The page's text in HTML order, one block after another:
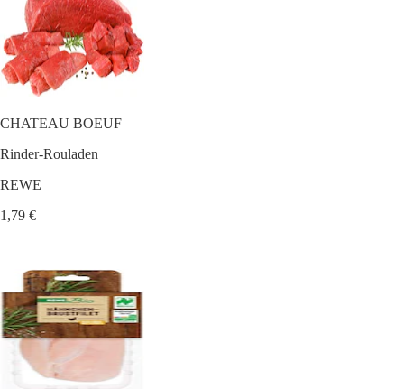
CHATEAU BOEUF
Rinder-Rouladen
REWE
1,79 €